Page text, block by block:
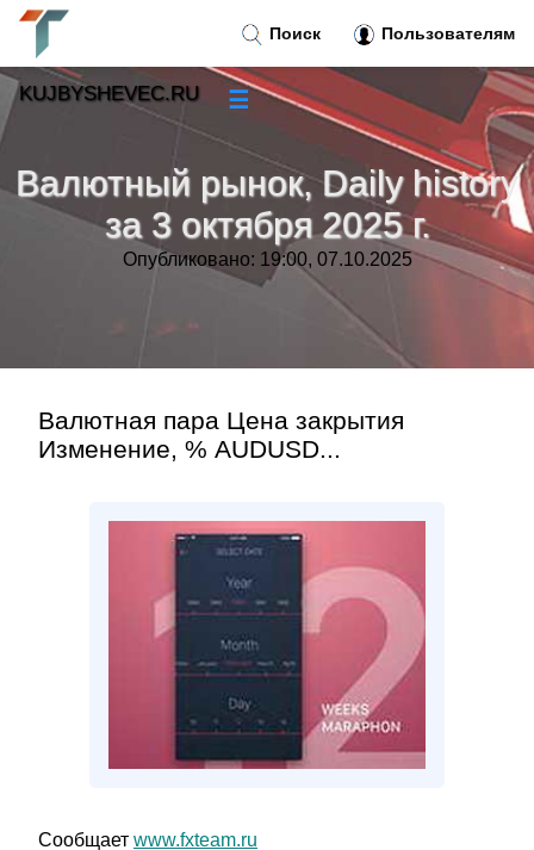
Валютный рынок, Daily history
за 3 октября 2025 г.
Опубликовано: 19:00, 07.10.2025
Валютная пара Цена закрытия
Изменение, % AUDUSD...
Сообщает www.fxteam.ru
Поиск Пользователям
KUJBYSHEVEC.RU ☰
»
Тренды новостей »
»
Контакт»